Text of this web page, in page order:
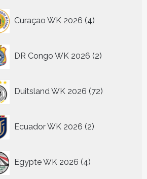
Curaçao WK 2026 4
producten
DR Congo WK 2026 2
producten
Duitsland WK 2026 72
producten
Ecuador WK 2026 2
producten
Egypte WK 2026 4
producten